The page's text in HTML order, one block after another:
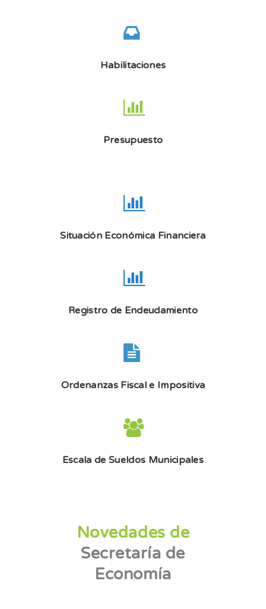
Habilitaciones
Presupuesto
Situación Económica Financiera
Registro de Endeudamiento
Ordenanzas Fiscal e Impositiva
Escala de Sueldos Municipales
Novedades de
Secretaría de
Economía